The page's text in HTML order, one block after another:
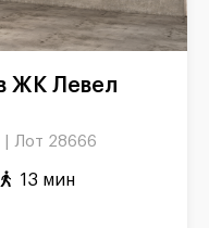
Лот 28666
13 мин